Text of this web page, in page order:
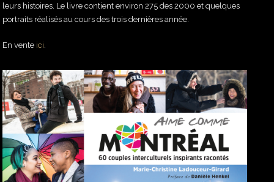
leurs histoires. Le livre contient environ 275 des 2000 et quelques
portraits réalisés au cours des trois dernières année.
En vente ici.